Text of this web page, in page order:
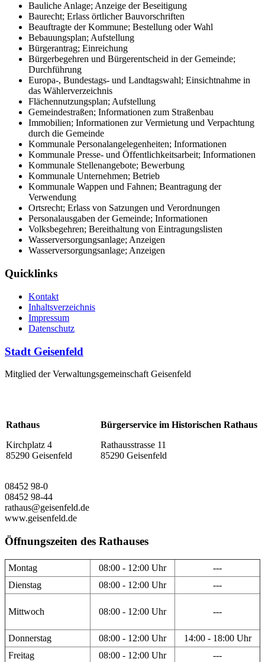
Bauliche Anlage; Anzeige der Beseitigung
Baurecht; Erlass örtlicher Bauvorschriften
Beauftragte der Kommune; Bestellung oder Wahl
Bebauungsplan; Aufstellung
Bürgerantrag; Einreichung
Bürgerbegehren und Bürgerentscheid in der Gemeinde;
Durchführung
Europa-, Bundestags- und Landtagswahl; Einsichtnahme in
das Wählerverzeichnis
Flächennutzungsplan; Aufstellung
Gemeindestraßen; Informationen zum Straßenbau
Immobilien; Informationen zur Vermietung und Verpachtung
durch die Gemeinde
Kommunale Personalangelegenheiten; Informationen
Kommunale Presse- und Öffentlichkeitsarbeit; Informationen
Kommunale Stellenangebote; Bewerbung
Kommunale Unternehmen; Betrieb
Kommunale Wappen und Fahnen; Beantragung der
Verwendung
Ortsrecht; Erlass von Satzungen und Verordnungen
Personalausgaben der Gemeinde; Informationen
Volksbegehren; Bereithaltung von Eintragungslisten
Wasserversorgungsanlage; Anzeigen
Wasserversorgungsanlage; Anzeigen
Quicklinks
Kontakt
Inhaltsverzeichnis
Impressum
Datenschutz
Stadt Geisenfeld
Mitglied der Verwaltungsgemeinschaft Geisenfeld
Rathaus
Kirchplatz 4
85290 Geisenfeld
Bürgerservice im Historischen Rathaus
Rathausstrasse 11
85290 Geisenfeld
08452 98-0
08452 98-44
rathaus@geisenfeld.de
www.geisenfeld.de
Öffnungszeiten des Rathauses
Montag 08:00 - 12:00 Uhr
---
Dienstag
08:00 - 12:00 Uhr ---
Mittwoch 08:00 - 12:00 Uhr ---
Donnerstag 08:00 - 12:00 Uhr
14:00 - 18:00 Uhr
Freitag
08:00 - 12:00 Uhr ---